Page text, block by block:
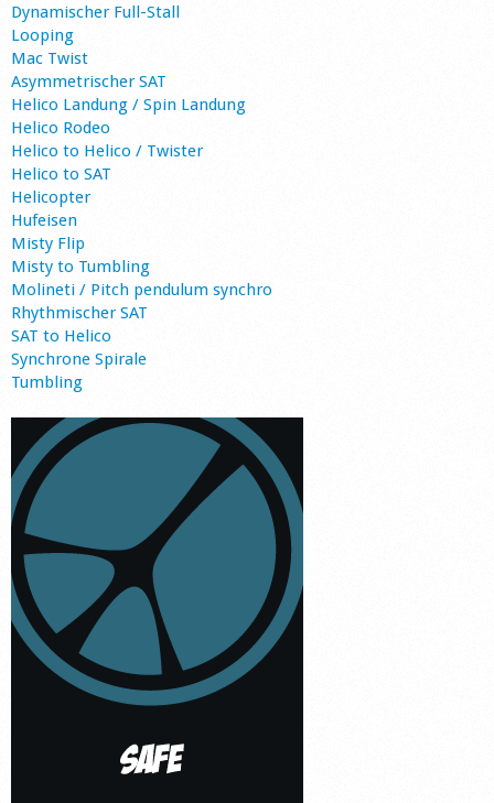
Dynamischer Full-Stall
Looping
Mac Twist
Asymmetrischer SAT
Helico Landung / Spin Landung
Helico Rodeo
Helico to Helico / Twister
Helico to SAT
Helicopter
Hufeisen
Misty Flip
Misty to Tumbling
Molineti / Pitch pendulum synchro
Rhythmischer SAT
SAT to Helico
Synchrone Spirale
Tumbling